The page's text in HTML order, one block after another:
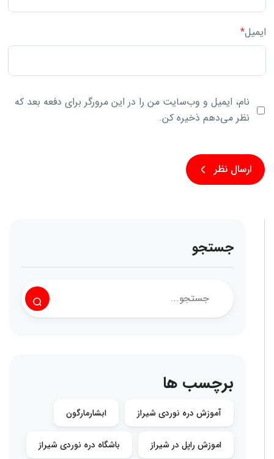
ایمیل*
نام، ایمیل و وب‌سایت من را در این مرورگر برای دفعه بعد که
نظر می‌دهم ذخیره کن.
جستجو
برچسب ها
آموزش دره نوردی شیراز ابشارمارگون
اموزش راپل در شیراز باشگاه دره نوردی شیراز